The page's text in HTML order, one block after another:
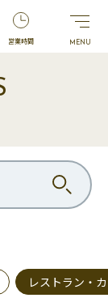
営業時間
レストラン・